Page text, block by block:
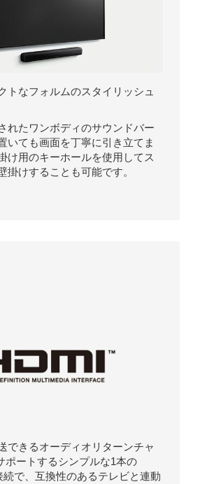
トなフォルムのスタイリッシュ
れたワンボディのサウンドバー
いても画面を丁寧に引き立てま
け用のキーホールを使用してス
掛けすることも可能です。
できるオーディオリターンチャ
ポートするシンプルな1本の
で、互換性のあるテレビと連動